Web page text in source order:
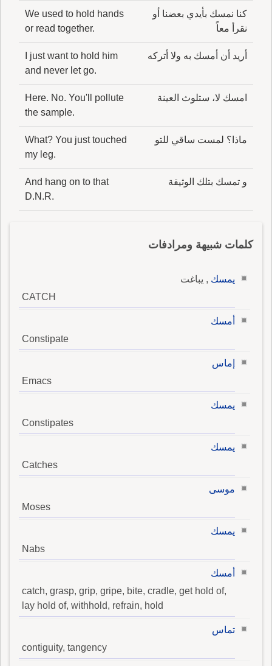
كنا نمسك بأيدي بعضنا أو
نقرأ معاً
We used to hold hands
or read together.
أريد أن أمسك به ولا أتركه
I just want to hold him
and never let go.
امسك لا، ستلوث العينة
Here. No. You'll pollute
the sample.
ماذا؟ لمست ساقي للتو
What? You just touched
my leg.
و تمسك بتلك الوثيقة
And hang on to that
D.N.R.
كلمات شبيهة ومرادفات
يمسك , يباغت
CATCH
أمسك
Constipate
إماس
Emacs
يمسك
Constipates
يمسك
Catches
موسى
Moses
يمسك
Nabs
أمسك
catch, grasp, grip, gripe, bite, cradle, get hold of,
lay hold of, withhold, refrain, hold
تماس
contiguity, tangency